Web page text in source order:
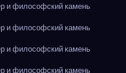
и философский камень
и философский камень
и философский камень
и философский камень